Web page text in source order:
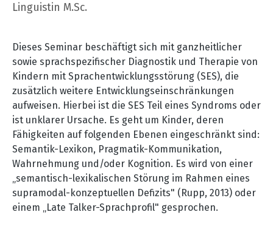
Linguistin M.Sc.
Dieses Seminar beschäftigt sich mit ganzheitlicher
sowie sprachspezifischer Diagnostik und Therapie von
Kindern mit Sprachentwicklungsstörung (SES), die
zusätzlich weitere Entwicklungseinschränkungen
aufweisen. Hierbei ist die SES Teil eines Syndroms oder
ist unklarer Ursache. Es geht um Kinder, deren
Fähigkeiten auf folgenden Ebenen eingeschränkt sind:
Semantik-Lexikon, Pragmatik-Kommunikation,
Wahrnehmung und/oder Kognition. Es wird von einer
„semantisch-lexikalischen Störung im Rahmen eines
supramodal-konzeptuellen Defizits" (Rupp, 2013) oder
einem „Late Talker-Sprachprofil" gesprochen.